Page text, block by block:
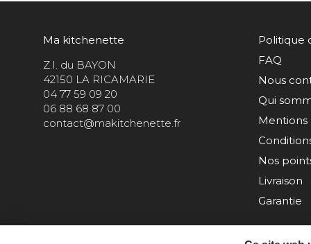
Ma kitchenette
Z.I. du BAYON
42150 LA RICAMARIE
04 77 59 09 20
06 88 68 87 00
contact@makitchenette.fr
Politique
FAQ
Nous
Qui
Mentions
Nos
Livraison
Garantie